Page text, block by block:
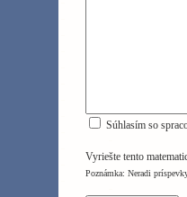
Súhlasím so
Vyriešte tento
Poznámka: Neradi